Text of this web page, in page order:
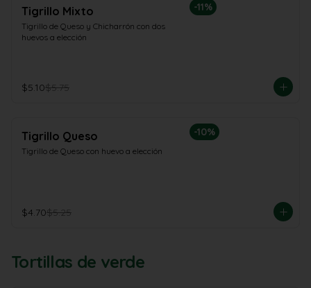
-11%
Tigrillo Mixto
Tigrillo de Queso y Chicharrón con dos
huevos a elección
$5.10$5.75
-10%
Tigrillo Queso
Tigrillo de Queso con huevo a elección
$4.70$5.25
Tortillas de verde